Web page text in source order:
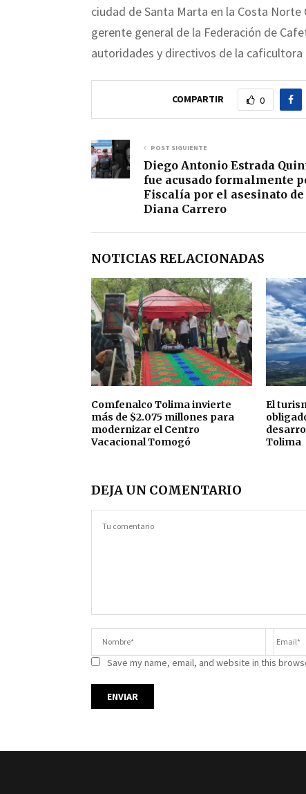
ciudad de Santa Marta en la Costa
gerente general de la Federación de
autoridades y directivos de la caficultora
COMPARTIR 0
POST SIGUIENTE
Diego Antonio Estrada
fue acusado formalmente
Fiscalía por el asesinato de
Diana Carrero
NOTICIAS RELACIONADAS
Comfenalco Tolima invierte
más de $2.075 millones para
modernizar el Centro
Vacacional Tomogó
El
Tolima
DEJA UN COMENTARIO
Save my name, email, and website in this